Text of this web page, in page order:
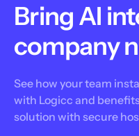
Bring AI
company
See how your team
with Logicc and
solution with secure